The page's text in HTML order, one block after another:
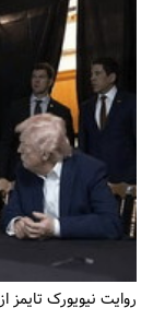
روایت نیویورک تایمز